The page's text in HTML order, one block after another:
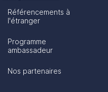
Référencements à
l'étranger
Programme
ambassadeur
Nos partenaires